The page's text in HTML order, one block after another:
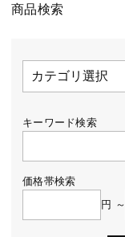
商品検索
キーワード検索
価格帯検索
円 ～